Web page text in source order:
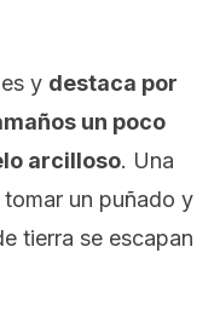
y destaca por
un poco
arcilloso. Una
un puñado y
tierra se escapan